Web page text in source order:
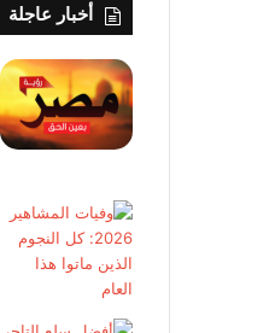
أخبار عاجلة